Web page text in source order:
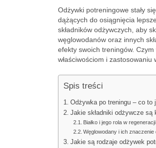
Odżywki potreningowe stały
dążących do osiągnięcia
składników odżywczych, aby
węglowodanów oraz innych
efekty swoich treningów.
właściwościom i zastosowaniu
Spis treści
Odżywka po treningu – co to
Jakie składniki odżywcze są
Białko i jego rola w
Węglowodany i ich znaczenie
Jakie są rodzaje odżywek